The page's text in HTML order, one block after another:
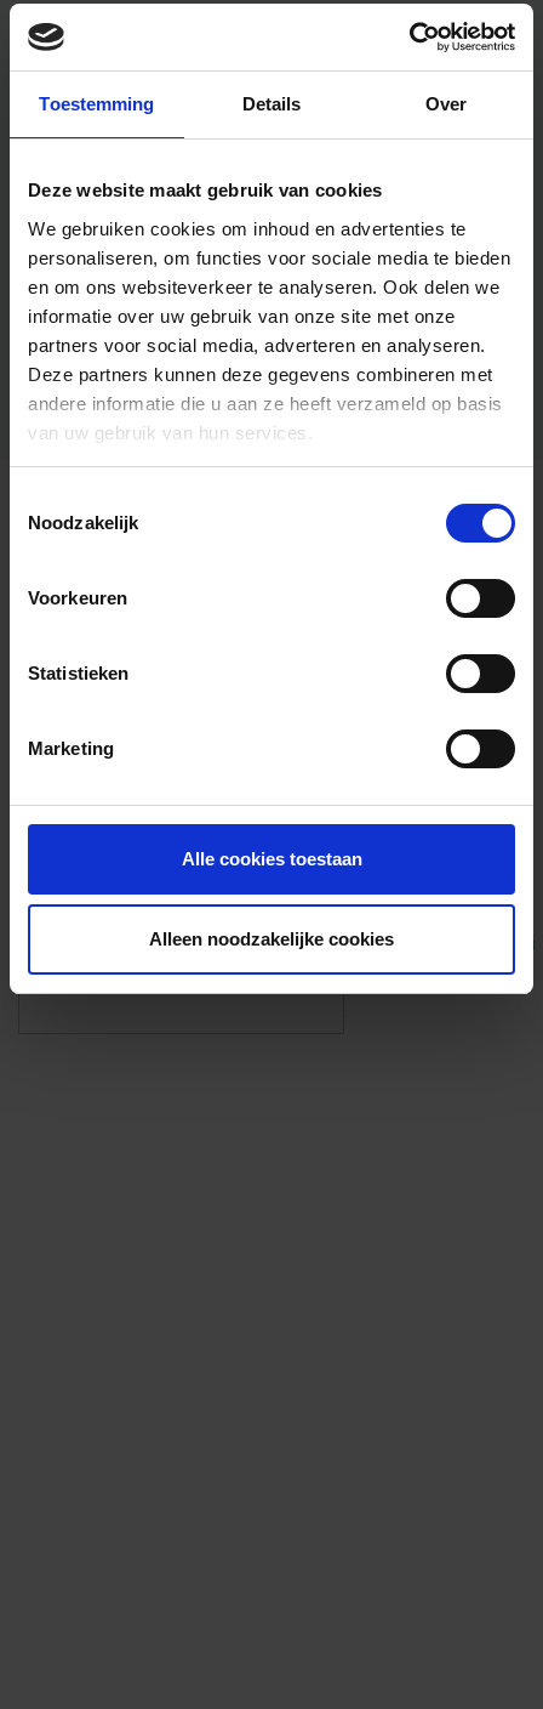
Toestemming Details Over
Deze website maakt gebruik van cookies
We gebruiken cookies om inhoud en advertenties te
personaliseren, om functies voor sociale media te bieden
en om ons websiteverkeer te analyseren. Ook delen we
informatie over uw gebruik van onze site met onze
partners voor social media, adverteren en analyseren.
Deze partners kunnen deze gegevens combineren met
andere informatie die u aan ze heeft verzameld op basis
van uw gebruik van hun services.
Noodzakelijk
Voorkeuren
Statistieken
Marketing
Alle cookies toestaan
Alleen noodzakelijke cookies
Algemene informatie
Foto’s ({{photos.length}})
Eigen foto’s